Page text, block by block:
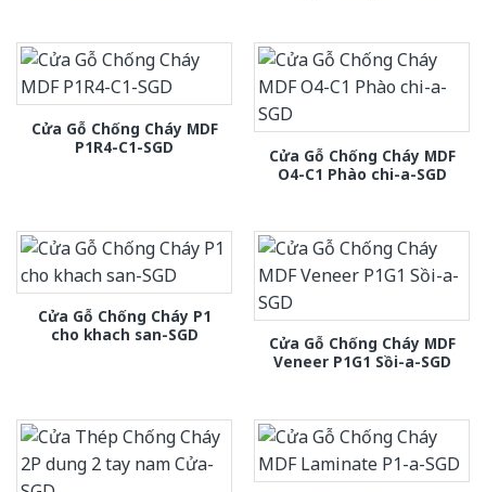
Cửa Gỗ Chống Cháy MDF
P1R4-C1-SGD
Cửa Gỗ Chống Cháy MDF
O4-C1 Phào chi-a-SGD
Cửa Gỗ Chống Cháy P1
cho khach san-SGD
Cửa Gỗ Chống Cháy MDF
Veneer P1G1 Sồi-a-SGD